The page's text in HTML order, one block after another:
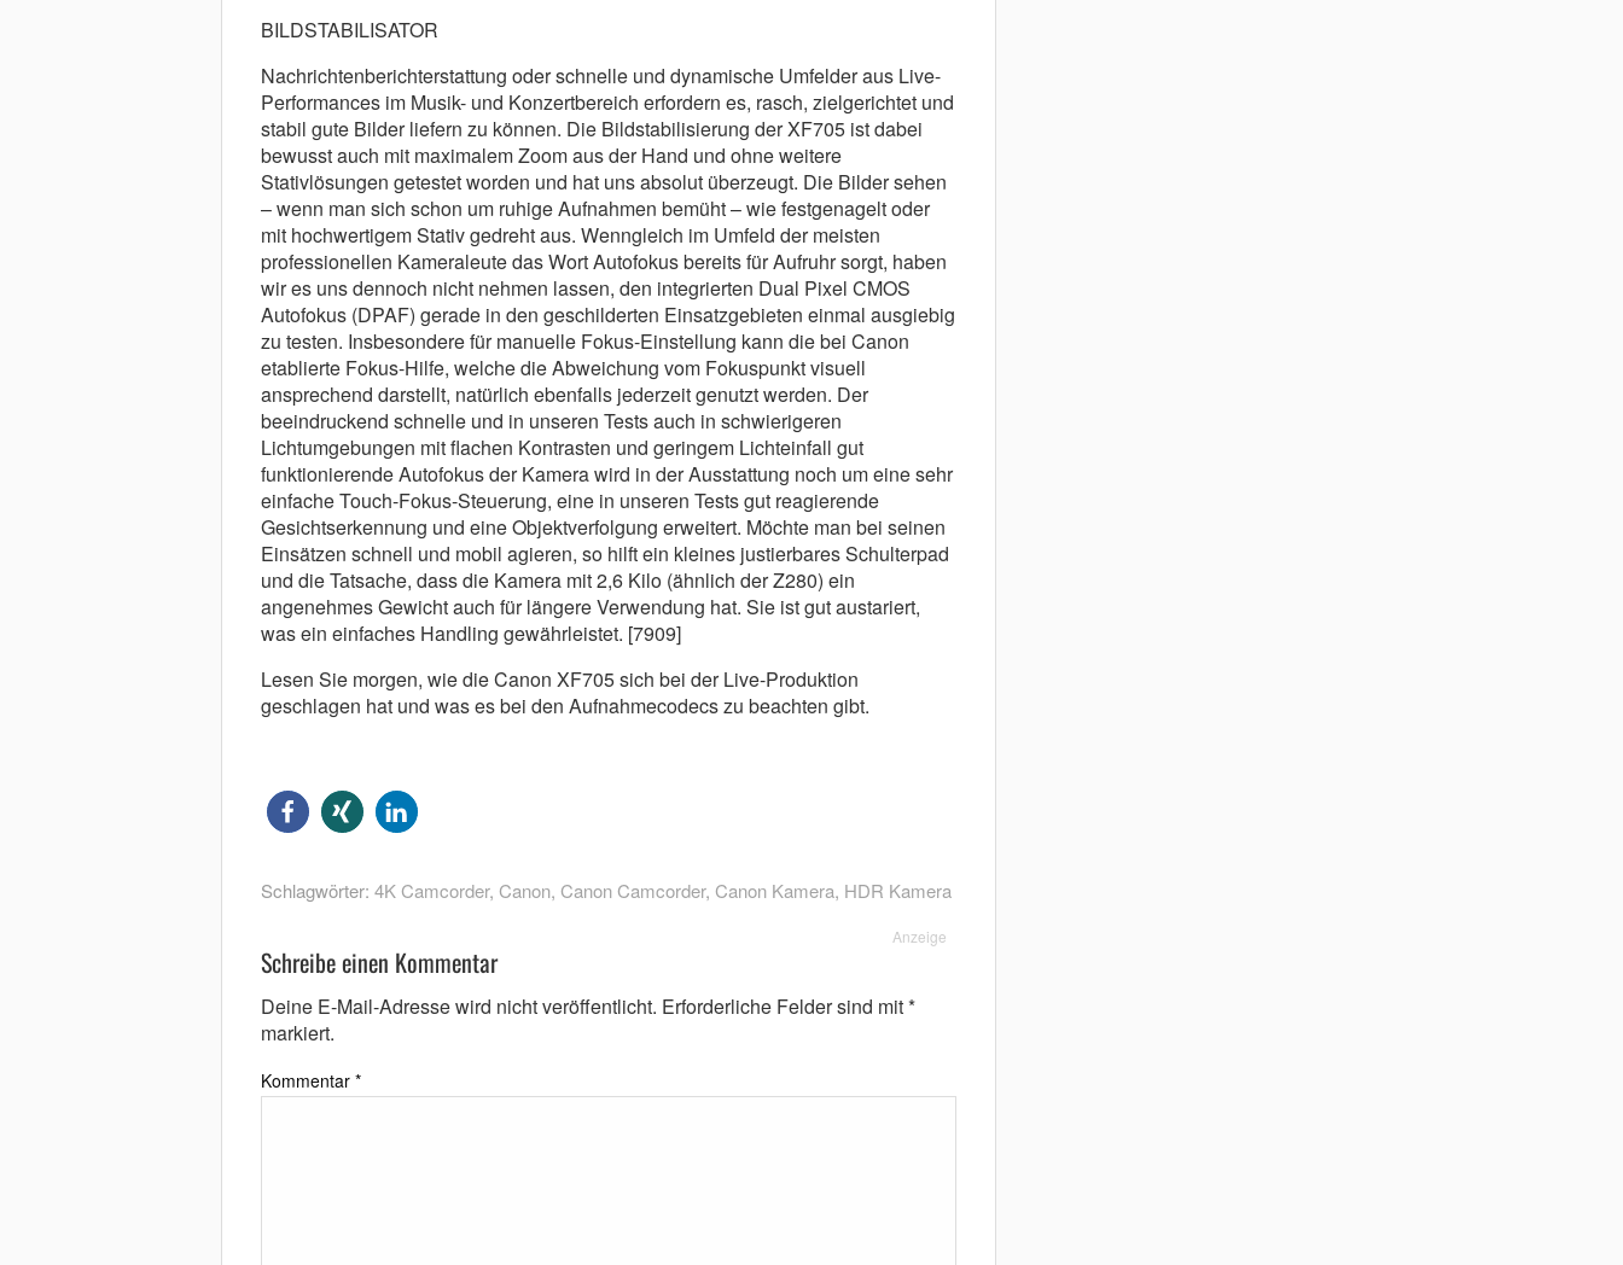
BILDSTABILISATOR
Nachrichtenberichterstattung oder schnelle und dynamische Umfelder aus Live-
Performances im Musik- und Konzertbereich erfordern es, rasch, zielgerichtet und
stabil gute Bilder liefern zu können. Die Bildstabilisierung der XF705 ist dabei
bewusst auch mit maximalem Zoom aus der Hand und ohne weitere
Stativlösungen getestet worden und hat uns absolut überzeugt. Die Bilder sehen
– wenn man sich schon um ruhige Aufnahmen bemüht – wie festgenagelt oder
mit hochwertigem Stativ gedreht aus. Wenngleich im Umfeld der meisten
professionellen Kameraleute das Wort Autofokus bereits für Aufruhr sorgt, haben
wir es uns dennoch nicht nehmen lassen, den integrierten Dual Pixel CMOS
Autofokus (DPAF) gerade in den geschilderten Einsatzgebieten einmal ausgiebig
zu testen. Insbesondere für manuelle Fokus-Einstellung kann die bei Canon
etablierte Fokus-Hilfe, welche die Abweichung vom Fokuspunkt visuell
ansprechend darstellt, natürlich ebenfalls jederzeit genutzt werden. Der
beeindruckend schnelle und in unseren Tests auch in schwierigeren
Lichtumgebungen mit flachen Kontrasten und geringem Lichteinfall gut
funktionierende Autofokus der Kamera wird in der Ausstattung noch um eine sehr
einfache Touch-Fokus-Steuerung, eine in unseren Tests gut reagierende
Gesichtserkennung und eine Objektverfolgung erweitert. Möchte man bei seinen
Einsätzen schnell und mobil agieren, so hilft ein kleines justierbares Schulterpad
und die Tatsache, dass die Kamera mit 2,6 Kilo (ähnlich der Z280) ein
angenehmes Gewicht auch für längere Verwendung hat. Sie ist gut austariert,
was ein einfaches Handling gewährleistet. [7909]
Lesen Sie morgen, wie die Canon XF705 sich bei der Live-Produktion
geschlagen hat und was es bei den Aufnahmecodecs zu beachten gibt.
Schlagwörter: 4K Camcorder, Canon, Canon Camcorder, Canon Kamera, HDR Kamera
Anzeige
Schreibe einen Kommentar
Deine E-Mail-Adresse wird nicht veröffentlicht. Erforderliche Felder sind mit*
markiert.
Kommentar *